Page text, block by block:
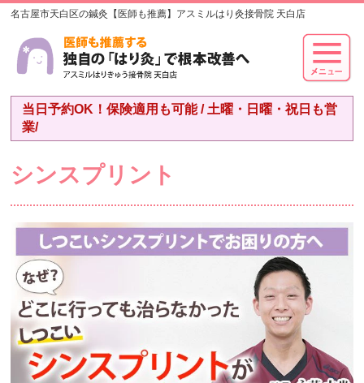
名古屋市天白区の鍼灸【医師も推薦】アスミルはり灸接骨院 天白店
当日予約OK！保険適用も可能 / 土曜・日曜・祝日も営
業/
シンスプリント